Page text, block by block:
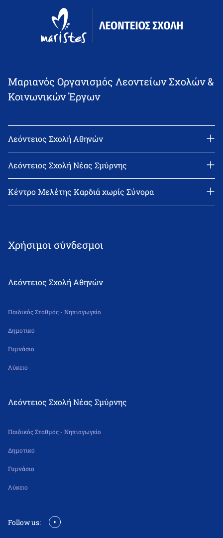
Μαριανός Οργανισμός Λεοντείων Σχολών &
Κοινωνικών Έργων
Λεόντειος Σχολή Αθηνών
email: l_leonin@leonteiosedu.gr
Λεόντειος Σχολή Νέας Σμύρνης
email: info@leonteiosns.gr
Κέντρο Μελέτης Καρδιά χωρίς Σύνορα
Χρήσιμοι σύνδεσμοι
Λεόντειος Σχολή Αθηνών
Παιδικός Σταθμός - Νηπιαγωγείο
Δημοτικό
Γυμνάσιο
Λύκειο
Λεόντειος Σχολή Νέας Σμύρνης
Παιδικός Σταθμός - Νηπιαγωγείο
Δημοτικό
Γυμνάσιο
Λύκειο
Follow us: